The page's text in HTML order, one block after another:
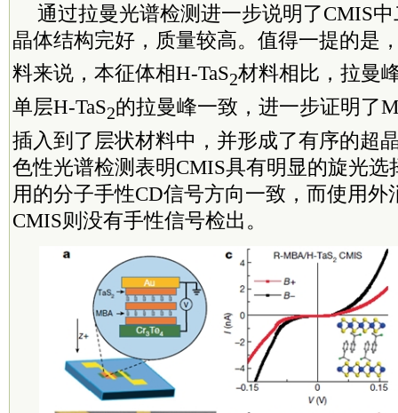
通过拉曼光谱检测进一步说明了CMIS
晶体结构完好，质量较高。值得一提的是
料来说，本征体相H-TaS2材料相比，拉曼
单层H-TaS2的拉曼峰一致，进一步证明了
插入到了层状材料中，并形成了有序的超
色性光谱检测表明CMIS具有明显的旋光选
用的分子手性CD信号方向一致，而使用外
CMIS则没有手性信号检出。